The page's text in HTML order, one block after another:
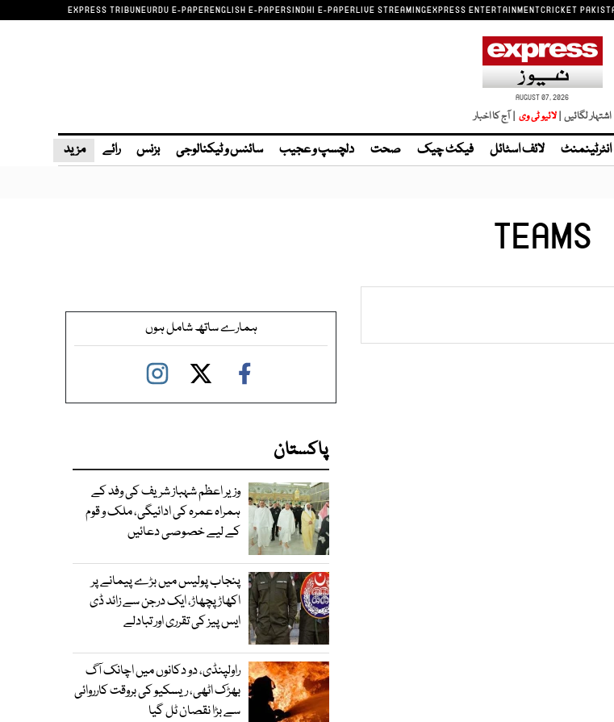
EXPRESS TRIBUNEURDU E-PAPERENGLISH E-PAPERSINDHI E-PAPERLIVE STREAMINGEXPRESS ENTERTAINMENTCRICKET
AUGUST 07, 2026
اشتہار لگائیں | | آج کا اخبار
انٹرٹینمنٹ لائف اسٹائل فیکٹ چیک صحت دلچسپ و عجیب سائنس و ٹیکنالوجی بزنس رائے مزید
TEAMS
ہمارے ساتھ شامل ہوں
پاکستان
وزیر اعظم شہباز شریف کی وفد کے
ہمراہ عمرہ کی ادائیگی، ملک و قوم
کے لیے خصوصی دعائیں
پنجاب پولیس میں بڑے پیمانے پر
اکھاڑ پچھاڑ، ایک درجن سے زائد ڈی
ایس پیز کی تقرری اور تبادلے
راولپنڈی، دو دکانوں میں اچانک آگ
بھڑک اٹھی، ریسکیو کی بروقت کارروائی
سے بڑا نقصان ٹل گیا